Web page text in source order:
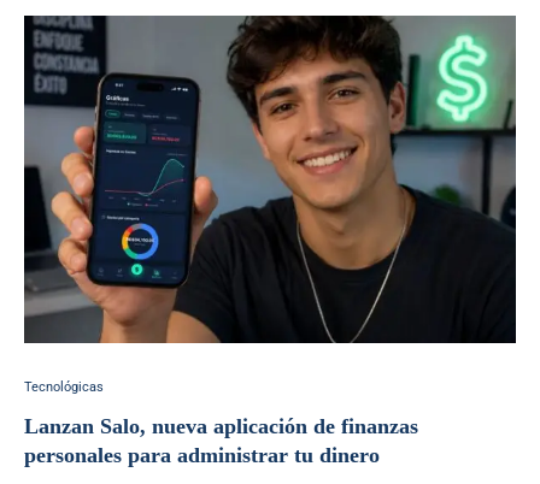
Tecnológicas
Lanzan Salo, nueva aplicación de finanzas
personales para administrar tu dinero